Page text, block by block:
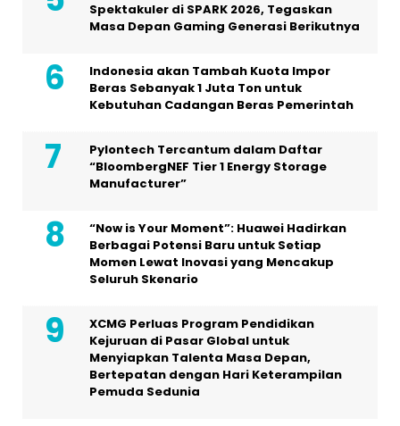
Spektakuler di SPARK 2026, Tegaskan
Masa Depan Gaming Generasi Berikutnya
Indonesia akan Tambah Kuota Impor
Beras Sebanyak 1 Juta Ton untuk
Kebutuhan Cadangan Beras Pemerintah
Pylontech Tercantum dalam Daftar
“BloombergNEF Tier 1 Energy Storage
Manufacturer”
“Now is Your Moment”: Huawei Hadirkan
Berbagai Potensi Baru untuk Setiap
Momen Lewat Inovasi yang Mencakup
Seluruh Skenario
XCMG Perluas Program Pendidikan
Kejuruan di Pasar Global untuk
Menyiapkan Talenta Masa Depan,
Bertepatan dengan Hari Keterampilan
Pemuda Sedunia